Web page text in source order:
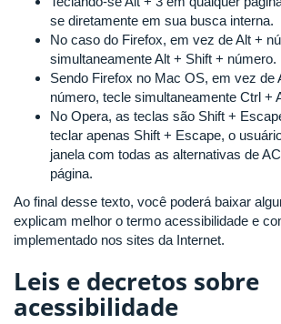
se diretamente em sua busca interna.
No caso do Firefox, em vez de Alt +
simultaneamente Alt + Shift + número.
Sendo Firefox no Mac OS, em vez de
número, tecle simultaneamente Ctrl +
No Opera, as teclas são Shift +
teclar apenas Shift + Escape, o
janela com todas as alternativas de
página.
Ao final desse texto, você poderá baixar
explicam melhor o termo acessibilidade e
implementado nos sites da Internet.
Leis e decretos sobre
acessibilidade